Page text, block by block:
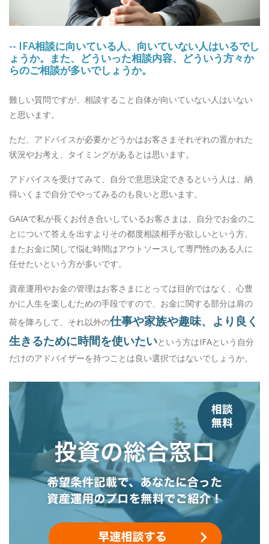
-- IFA相談に向いている人、向いていない人はいるでし
ょうか。また、どういった相談内容、どういう方々か
らのご相談が多いでしょうか。
難しい質問ですが、相談すること自体が向いていない人はいない
と思います。
ただ、アドバイスが必要かどうかはお客さまそれぞれの置かれた
状況やお考え、タイミングがあるとは思います。
アドバイスを受けてみて、自分で意思決定できるという人は、納
得いくまで自分でやってみるのも良いと思います。
GAIAで私が長くお付き合いしているお客さまは、自分でお金のこ
とについて答えを出すよりその都度相談相手が欲しいという方、
またお金に関して悩む時間はアウトソースして専門性のある人に
任せたいという方が多いです。
資産運用やお金の管理はお客さまにとっては目的ではなく、心豊
かに人生を楽しむための手段ですので、お金に関する部分は肩の
荷を降ろして、それ以外の仕事や家族や趣味、より良く
生きるために時間を使いたいという方はIFAという自分
だけのアドバイザーを持つことは良い選択ではないでしょうか。